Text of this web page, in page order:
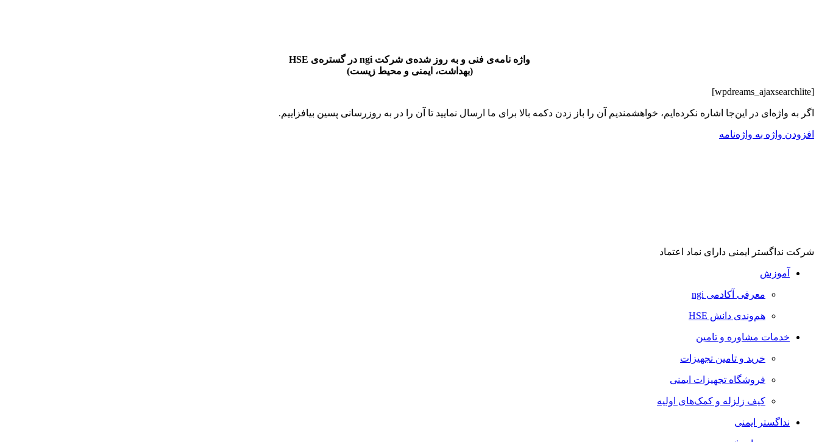
واژه‌ نامه‌ی فنی و به‌ روز شده‌ی شرکت ngi در گستره‌ی HSE
(بهداشت، ایمنی و محیط زیست)
[wpdreams_ajaxsearchlite]
اگر به واژه‌‌ای در این‌‌جا اشاره نکرده‌ایم، خواهشمندیم آن را باز زدن دکمه بالا برای ما ارسال نمایید تا آن را در به‌ روز‌رسانی پسین بیافزاییم.
افزودن واژه به واژه‌نامه
شرکت نداگستر ایمنی دارای نماد اعتماد
آموزش
معرفی آکادمی ngi
هم‌وندی دانش HSE
خدمات مشاوره و تامین
خرید و تامین تجهیزات
فروشگاه تجهیزات ایمنی
کیف زلزله و کمک‌های اولیه
نداگستر ایمنی